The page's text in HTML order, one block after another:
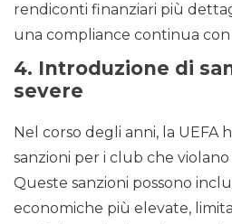
rendiconti finanziari più
una compliance continua
4. Introduzione di
severe
Nel corso degli anni, la UEFA
sanzioni per i club che
Queste sanzioni possono
economiche più elevate,